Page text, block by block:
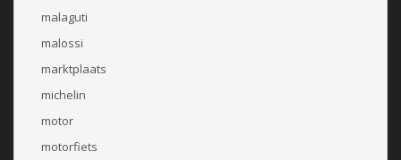
malaguti
malossi
marktplaats
michelin
motor
motorfiets